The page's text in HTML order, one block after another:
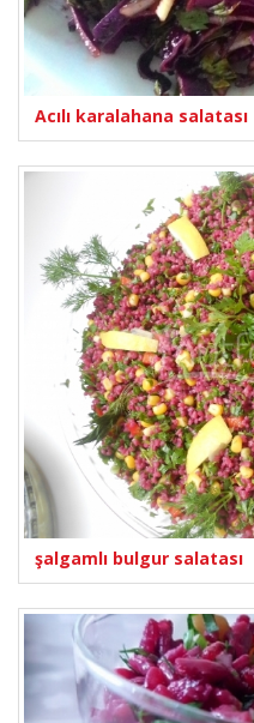
Acılı karalahana salatası
şalgamlı bulgur salatası